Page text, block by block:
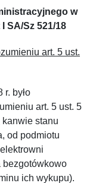
w
SA/Sz 521/18
art. 5 ust.
r. było
art. 5 ust. 5
kanwie stanu
od podmiotu
bezgotówkowo
ich wykupu).